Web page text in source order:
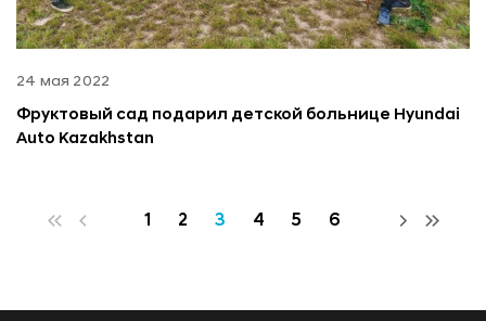
24 мая 2022
Фруктовый сад подарил детской больнице Hyundai
Auto Kazakhstan
1 2 3 4 5 6